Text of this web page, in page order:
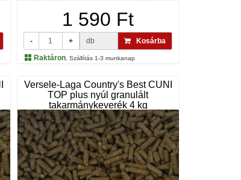
1 590 Ft
- + db
Kosárba
Raktáron, Szállítás 1-3 munkanap
Versele-Laga Country's Best CUNI
TOP plus nyúl granulált
takarmánykeverék 4 kg